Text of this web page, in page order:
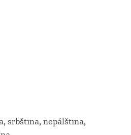
srbština, nepálština,